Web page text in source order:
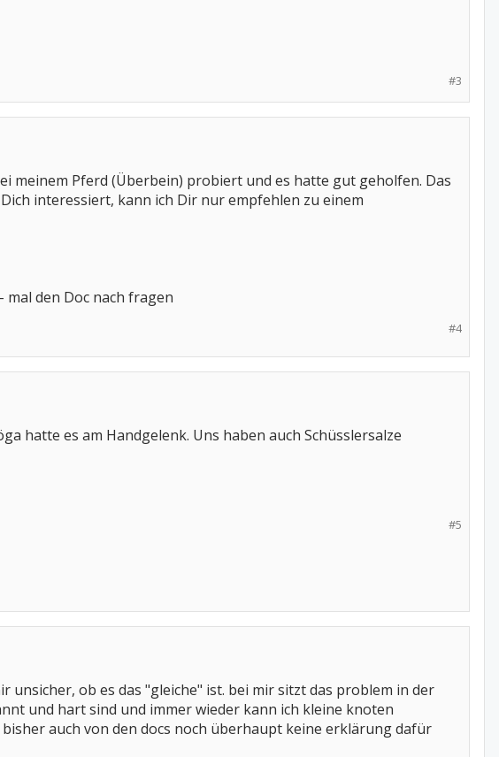
#3
meinem Pferd (Überbein) probiert und es hatte gut geholfen. Das
interessiert, kann ich Dir nur empfehlen zu einem
mal den Doc nach fragen
#4
hatte es am Handgelenk. Uns haben auch Schüsslersalze
#5
ob es das "gleiche" ist. bei mir sitzt das problem in der
und hart sind und immer wieder kann ich kleine knoten
auch von den docs noch überhaupt keine erklärung dafür